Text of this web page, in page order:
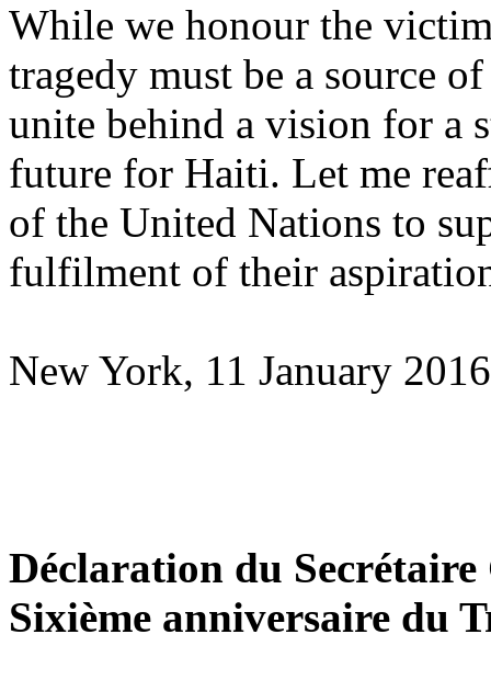
While we honour the
tragedy must be a source
unite behind a vision for a
future for Haiti. Let me
of the United Nations to
fulfilment of their
New York, 11 January 2016
Déclaration du Secrétaire
Sixième anniversaire du